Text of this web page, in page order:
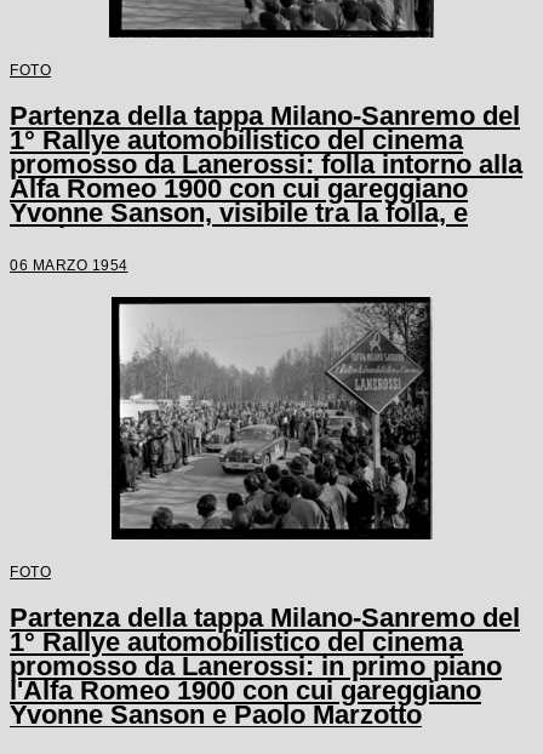
FOTO
Partenza della tappa Milano-Sanremo del
1° Rallye automobilistico del cinema
promosso da Lanerossi: folla intorno alla
Alfa Romeo 1900 con cui gareggiano
Yvonne Sanson, visibile tra la folla, e
Paolo Marzotto
06 MARZO 1954
FOTO
Partenza della tappa Milano-Sanremo del
1° Rallye automobilistico del cinema
promosso da Lanerossi: in primo piano
l'Alfa Romeo 1900 con cui gareggiano
Yvonne Sanson e Paolo Marzotto